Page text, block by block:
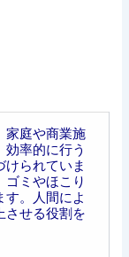
家庭や商業施
率的に行う
けられていま
ミやほこり
す。人間によ
させる役割を